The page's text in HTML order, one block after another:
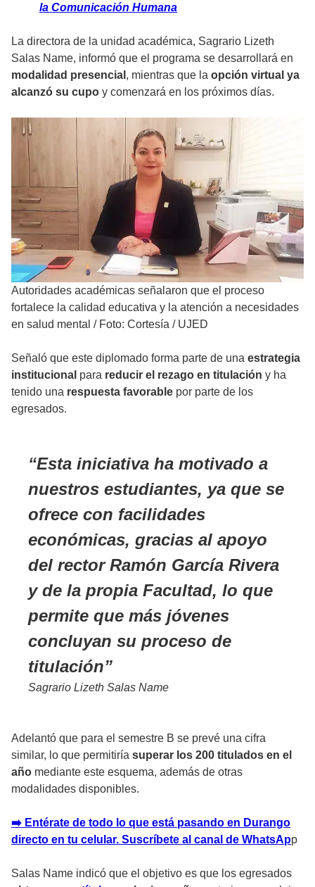
la Comunicación Humana
La directora de la unidad académica, Sagrario Lizeth
Salas Name, informó que el programa se desarrollará en
modalidad presencial , mientras que la opción virtual ya
alcanzó su cupo y comenzará en los próximos días.
Autoridades académicas señalaron que el proceso
fortalece la calidad educativa y la atención a necesidades
en salud mental / Foto: Cortesía / UJED
Señaló que este diplomado forma parte de una estrategia
institucional para reducir el rezago en titulación y ha
tenido una respuesta favorable por parte de los
egresados.
Esta iniciativa ha motivado a
nuestros estudiantes, ya que se
ofrece con facilidades
económicas, gracias al apoyo
del rector Ramón García Rivera
y de la propia Facultad, lo que
permite que más jóvenes
concluyan su proceso de
titulación
Sagrario Lizeth Salas Name
Adelantó que para el semestre B se prevé una cifra
similar, lo que permitiría superar los 200 titulados en el
año mediante este esquema, además de otras
modalidades disponibles.
➡️ Entérate de todo lo que está pasando en Durango
directo en tu celular. Suscríbete al canal de WhatsApp
Salas Name indicó que el objetivo es que los egresados